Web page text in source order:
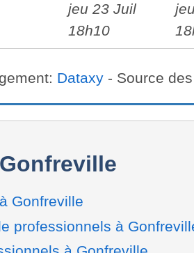
jeu 23 Juil
18h10
Dataxy - Source
Gonfreville
professionnels à